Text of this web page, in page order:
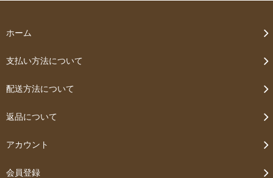
ホーム
支払い方法について
配送方法について
返品について
アカウント
会員登録